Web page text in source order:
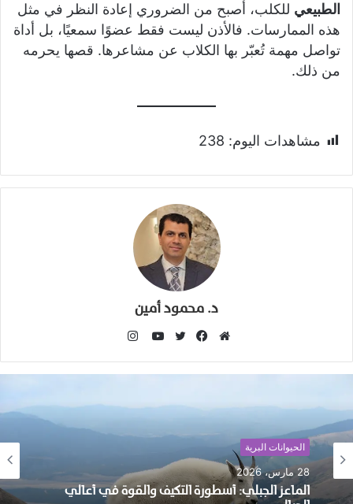
الطبيعي للكلب، أصبح من الضروري إعادة النظر في مثل
هذه الممارسات. فالأذن ليست فقط عضوًا سمعيًا، بل أداة
تواصل مهمة تُعبّر بها الكلاب عن مشاعرها. قصها يحرمه
من ذلك.
مشاهدات اليوم: 238
د. محمود أمين
الويب
الحيوانات البرية
28 مارس، 2026
نظريات وأبحاث
5 مارس، 2026